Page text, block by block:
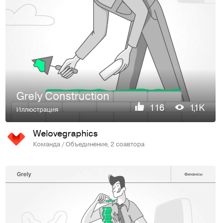
Grely Construction
Иллюстрация 116 1,1K
Welovegraphics
Команда / Объединение, 2 соавтора